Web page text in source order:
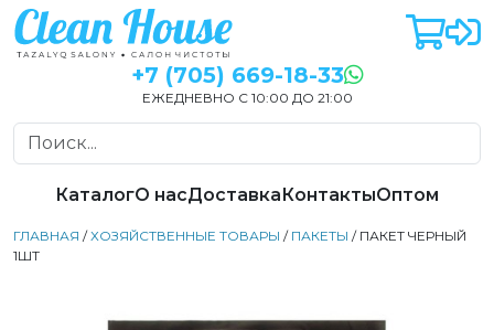
+7 (705) 669-18-33
ЕЖЕДНЕВНО С 10:00 ДО 21:00
КаталогО насДоставкаКонтактыОптом
ГЛАВНАЯ /ХОЗЯЙСТВЕННЫЕ ТОВАРЫ / ПАКЕТЫ / ПАКЕТ ЧЕРНЫЙ
1ШТ